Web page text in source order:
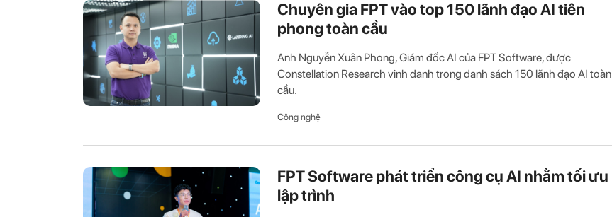
Chuyên gia FPT vào top 150 lãnh đạo AI tiên
phong toàn cầu
Anh Nguyễn Xuân Phong, Giám đốc AI của FPT Software, được
Constellation Research vinh danh trong danh sách 150 lãnh đạo AI toàn
cầu.
Công nghệ
FPT Software phát triển công cụ AI nhằm tối ưu
lập trình